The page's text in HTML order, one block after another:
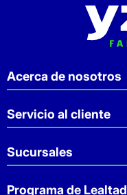
Acerca de nosotros
Quiénes somos
Sostenibilidad
Aviso de privacidad
Servicio al cliente
Preguntas Frecuentes
Contacto
Facturación
Sucursales
Sucursales
Programa de Lealtad